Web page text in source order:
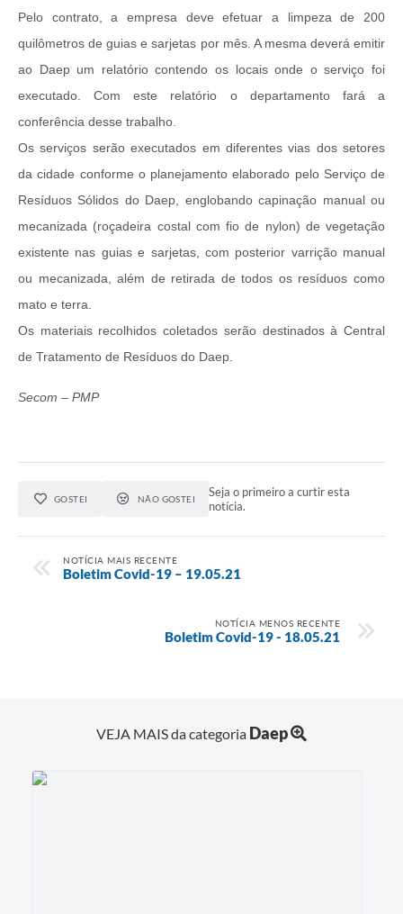
Pelo contrato, a empresa deve efetuar a limpeza de 200
quilômetros de guias e sarjetas por mês. A mesma deverá emitir
ao Daep um relatório contendo os locais onde o serviço foi
executado. Com este relatório o departamento fará a
conferência desse trabalho.
Os serviços serão executados em diferentes vias dos setores
da cidade conforme o planejamento elaborado pelo Serviço de
Resíduos Sólidos do Daep, englobando capinação manual ou
mecanizada (roçadeira costal com fio de nylon) de vegetação
existente nas guias e sarjetas, com posterior varrição manual
ou mecanizada, além de retirada de todos os resíduos como
mato e terra.
Os materiais recolhidos coletados serão destinados à Central
de Tratamento de Resíduos do Daep.
Secom – PMP
GOSTEI NÃO GOSTEI
Seja o primeiro a curtir esta
notícia.
NOTÍCIA MAIS RECENTE
Boletim Covid-19 – 19.05.21
NOTÍCIA MENOS RECENTE
Boletim Covid-19 - 18.05.21
VEJA MAIS da categoria Daep